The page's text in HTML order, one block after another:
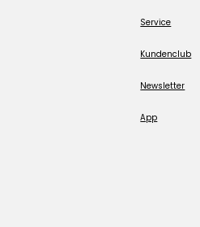
Service
Kundenclub
Newsletter
App